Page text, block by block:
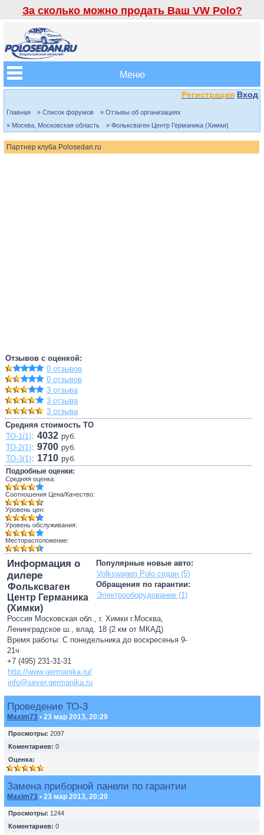
За сколько можно продать Ваш VW Polo?
Меню
Регистрация Вход
Главная » Список форумов
» Отзывы об организациях
» Москва, Московская область
» Фольксваген Центр Германика (Химки)
Партнер клуба Polosedan.ru
Отзывов с оценкой:
0 отзывов
0 отзывов
3 отзыва
3 отзыва
3 отзыва
Средняя стоимость ТО
ТО-1(1): 4032 руб.
ТО-2(1): 9700 руб.
ТО-3(1): 1710 руб.
Подробные оценки:
Средняя оценка:
Соотношения Цена/Качество:
Уровень цен:
Уровень обслуживания:
Месторасположение:
Популярные новые авто:
Volkswagen Polo седан (5)
Обращения по гарантии:
Электрооборудование (1)
Информация о
дилере
Фольксваген
Центр Германика
(Химки)
Россия Московская обл., г. Химки г.Москва,
Ленинградское ш., влад. 18 (2 км от МКАД)
Время работы: С понедельника до воскресенья 9-
21ч
+7 (495) 231-31-31
http://www.germanika.ru/
info@sever.germanika.ru
Проведение ТО-3
Maxim73 • 23 мар 2013, 20:29
Просмотры: 2097
Коментариев: 0
Оценка:
Замена приборной панели по гарантии
Maxim73 • 23 мар 2013, 20:20
Просмотры: 1244
Коментариев: 0